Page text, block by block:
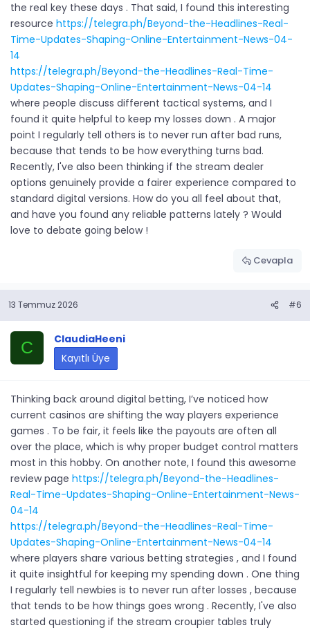
the real key these days . That said, I found this interesting
resource https://telegra.ph/Beyond-the-Headlines-Real-
Time-Updates-Shaping-Online-Entertainment-News-04-
14
https://telegra.ph/Beyond-the-Headlines-Real-Time-
Updates-Shaping-Online-Entertainment-News-04-14
where people discuss different tactical systems, and I
found it quite helpful to keep my losses down . A major
point I regularly tell others is to never run after bad runs,
because that tends to be how everything turns bad.
Recently, I've also been thinking if the stream dealer
options genuinely provide a fairer experience compared to
standard digital versions. How do you all feel about that,
and have you found any reliable patterns lately ? Would
love to debate going below !
Cevapla
13 Temmuz 2026 #6
C
ClaudiaHeeni
Kayıtlı Üye
Thinking back around digital betting, I’ve noticed how
current casinos are shifting the way players experience
games . To be fair, it feels like the payouts are often all
over the place, which is why proper budget control matters
most in this hobby. On another note, I found this awesome
review page https://telegra.ph/Beyond-the-Headlines-
Real-Time-Updates-Shaping-Online-Entertainment-News-
04-14
https://telegra.ph/Beyond-the-Headlines-Real-Time-
Updates-Shaping-Online-Entertainment-News-04-14
where players share various betting strategies , and I found
it quite insightful for keeping my spending down . One thing
I regularly tell newbies is to never run after losses , because
that tends to be how things goes wrong . Recently, I've also
started questioning if the stream croupier tables truly